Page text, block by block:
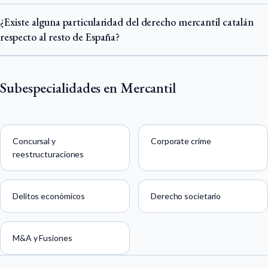
¿Existe alguna particularidad del derecho mercantil catalán
respecto al resto de España?
Subespecialidades en Mercantil
Concursal y
reestructuraciones
Corporate crime
Delitos económicos Derecho societario
M&A y Fusiones